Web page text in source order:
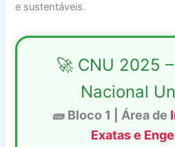
e sustentáveis.
🚀 CNU 2025
Nacional
🧱 Bloco 1 | Área de
Exatas e